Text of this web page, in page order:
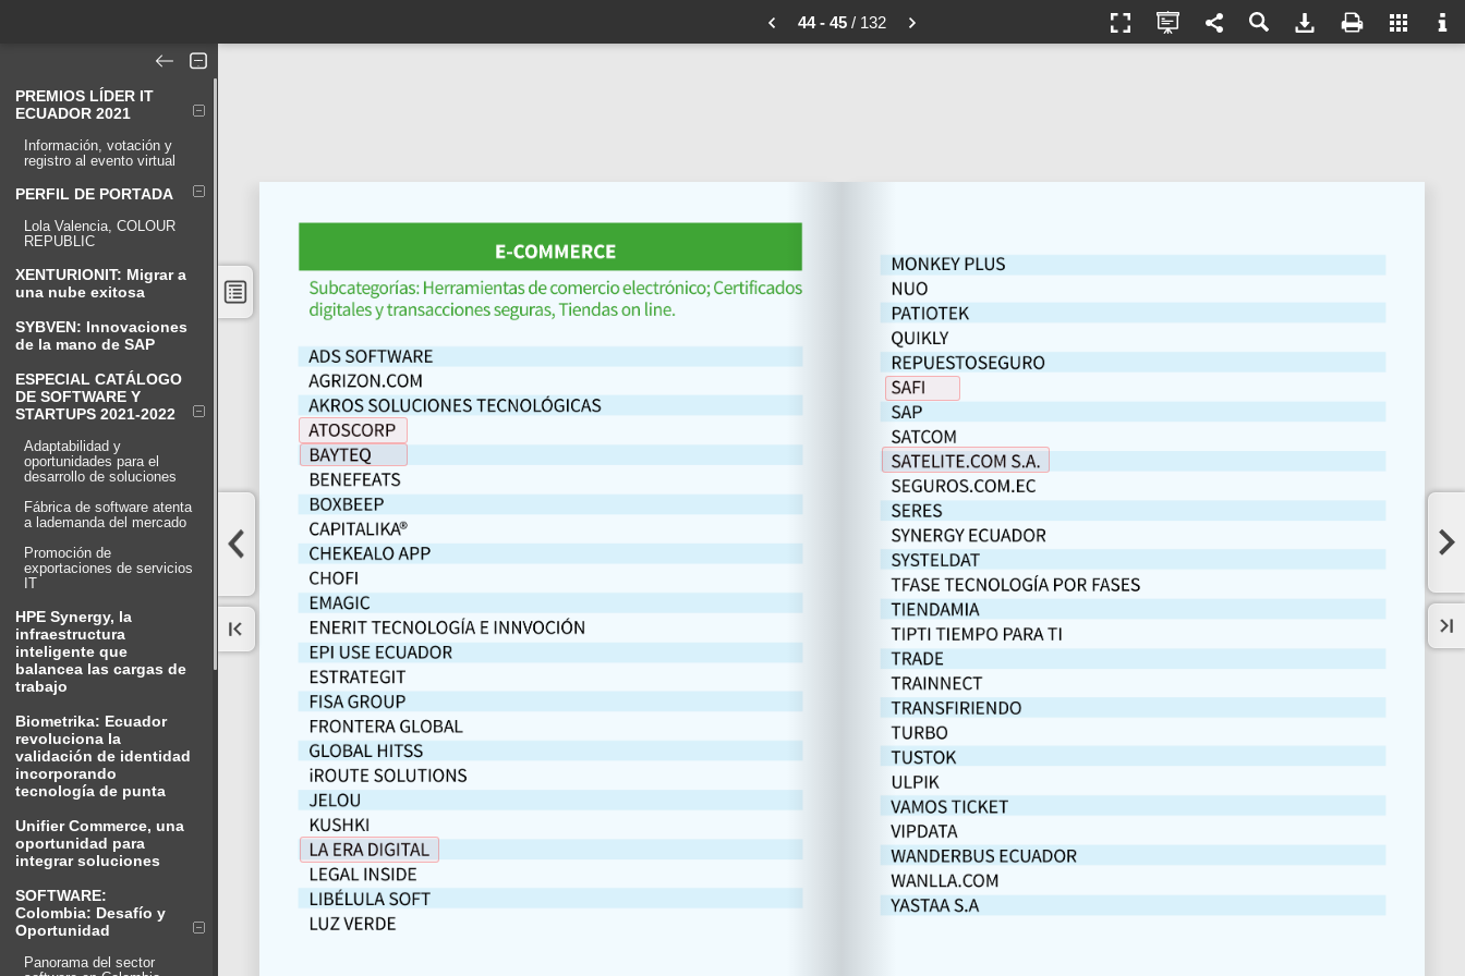
44 - 45/ 132
PREMIOS LÍDER IT
ECUADOR 2021
Información, votación y
registro al evento virtual
PERFIL DE PORTADA
Lola Valencia, COLOUR
REPUBLIC
XENTURIONIT: Migrar a
una nube exitosa
SYBVEN: Innovaciones
de la mano de SAP
ESPECIAL CATÁLOGO
DE SOFTWARE Y
STARTUPS 2021-2022
Adaptabilidad y
oportunidades para el
desarrollo de soluciones
Fábrica de software atenta
a lademanda del mercado
Promoción de
exportaciones de servicios
IT
HPE Synergy, la
infraestructura
inteligente que
balancea las cargas de
trabajo
Biometrika: Ecuador
revoluciona la
validación de identidad
incorporando
tecnología de punta
Unifier Commerce, una
oportunidad para
integrar soluciones
SOFTWARE:
Colombia: Desafío y
Oportunidad
Panorama del sector